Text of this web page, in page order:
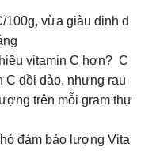
100g, vừa giàu dinh d
vitamin C hơn? C
C dồi dào, nhưng rau
trên mỗi gram thự
đảm bảo lượng Vita